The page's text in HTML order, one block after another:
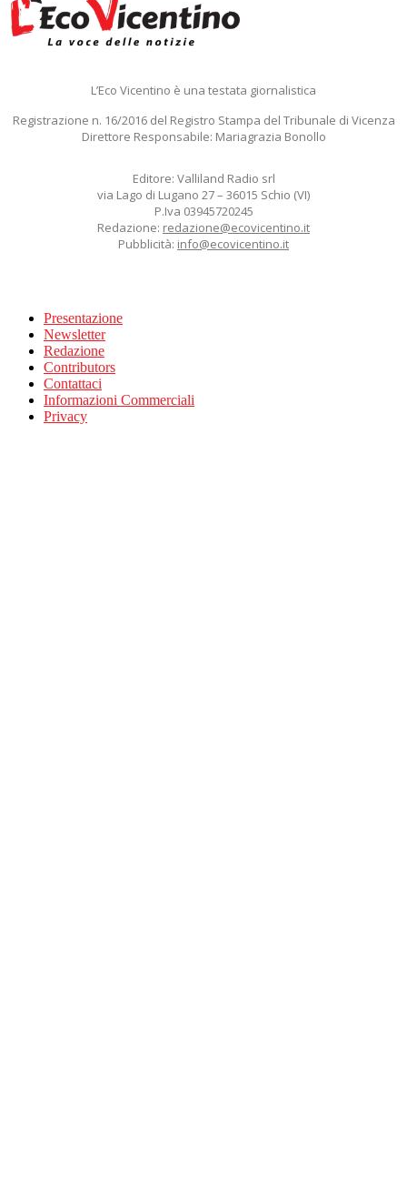
L’Eco Vicentino è una testata giornalistica
Registrazione n. 16/2016 del Registro Stampa del Tribunale di Vicenza
Direttore Responsabile: Mariagrazia Bonollo
Editore: Valliland Radio srl
via Lago di Lugano 27 – 36015 Schio (VI)
P.Iva 03945720245
Redazione: redazione@ecovicentino.it
Pubblicità: info@ecovicentino.it
Presentazione
Newsletter
Redazione
Contributors
Contattaci
Informazioni Commerciali
Privacy